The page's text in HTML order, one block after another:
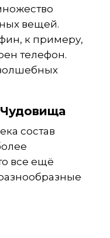
вещей.
к примеру,
телефон.
состав
все ещё